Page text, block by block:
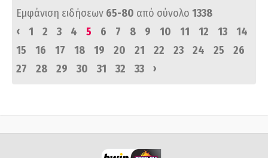
Εμφάνιση ειδήσεων 65-80 από σύνολο 1338
‹
1 2 3 4 5 6 7 8 9 10 11 12 13
14
15
16 17 18 19 20 21 22 23 24 25
26
27
28 29 30 31 32 33 ›